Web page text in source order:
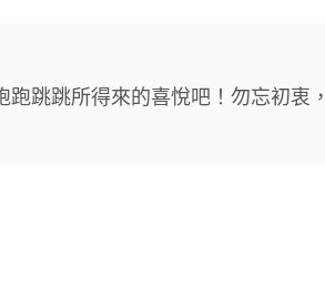
跳跳所得來的喜悅吧！勿忘初衷